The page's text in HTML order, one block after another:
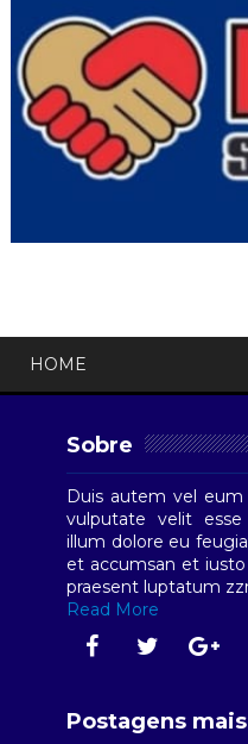
HOME
Sobre
Duis autem vel
vulputate velit esse
illum dolore eu
et accumsan et
praesent luptatum
Read More
Postagens